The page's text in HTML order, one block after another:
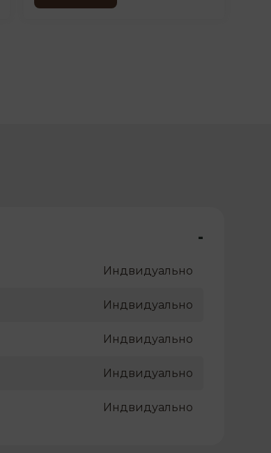
-
Индвидуально
Индвидуально
Индвидуально
Индвидуально
Индвидуально